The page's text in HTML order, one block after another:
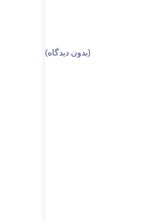
(بدون دیدگاه)